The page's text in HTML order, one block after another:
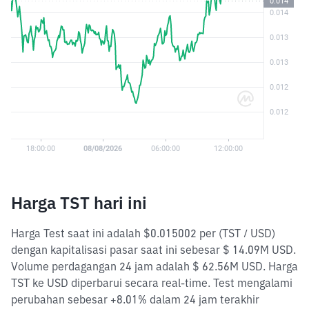
Harga TST hari ini
Harga Test saat ini adalah $0.015002 per (TST / USD)
dengan kapitalisasi pasar saat ini sebesar $ 14.09M USD.
Volume perdagangan 24 jam adalah $ 62.56M USD. Harga
TST ke USD diperbarui secara real-time. Test mengalami
perubahan sebesar +8.01% dalam 24 jam terakhir